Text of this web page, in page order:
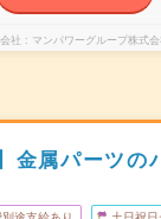
社 マンパワーグループ株式会
金属パーツ
途支給あり 土日祝日